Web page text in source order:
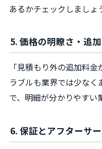
あるかチェックしましょ
5. 価格の明瞭さ・追
「見積もり外の追加料
ラブルも業界では少な
で、明細が分かりやすい
6. 保証とアフターサ